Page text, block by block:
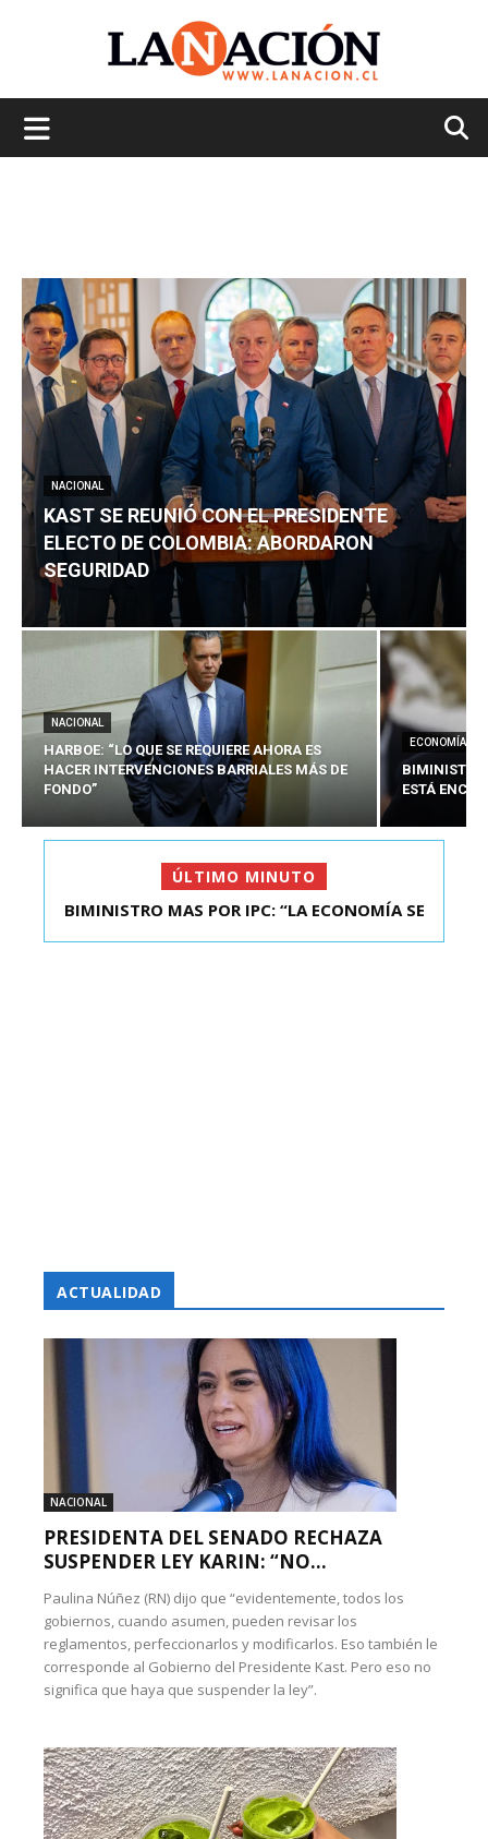
NACIONAL
KAST SE REUNIÓ CON EL PRESIDENTE
ELECTO DE COLOMBIA: ABORDARON
SEGURIDAD
NACIONAL
HARBOE: “LO QUE SE REQUIERE AHORA ES
HACER INTERVENCIONES BARRIALES MÁS DE
FONDO”
ECONOMÍA
BIMINISTRO
ESTÁ
ÚLTIMO MINUTO
KAST SE REUNIÓ CON EL PRESIDENTE ELECTO DE
BIMINISTRO MAS POR IPC: “LA ECONOMÍA SE
ACTUALIDAD
NACIONAL
PRESIDENTA DEL SENADO RECHAZA
SUSPENDER LEY KARIN: “NO...
Paulina Núñez (RN) dijo que “evidentemente, todos los
gobiernos, cuando asumen, pueden revisar los
reglamentos, perfeccionarlos y modificarlos. Eso también le
corresponde al Gobierno del Presidente Kast. Pero eso no
significa que haya que suspender la ley”.